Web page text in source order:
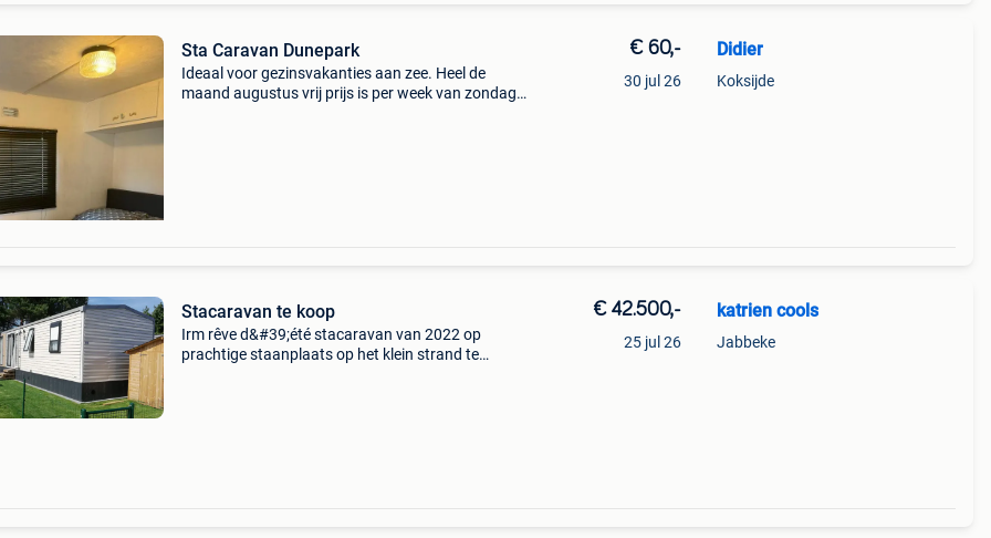
Sta Caravan Dunepark
Ideaal voor gezinsvakanties aan zee. Heel de
maand augustus vrij prijs is per week van zondag
€ 60,-
30 jul 26
Didier
Koksijde
Stacaravan te koop
Irm rêve d&#39;été stacaravan van 2022 op
prachtige staanplaats op het klein strand te
€ 42.500,-
25 jul 26
katrien cools
Jabbeke